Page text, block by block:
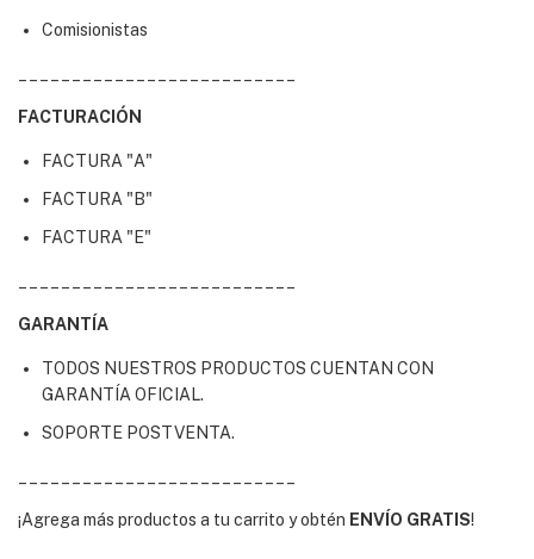
Comisionistas
FACTURACIÓN
FACTURA "A"
FACTURA "B"
FACTURA "E"
GARANTÍA
TODOS NUESTROS PRODUCTOS CUENTAN CON
GARANTÍA OFICIAL.
SOPORTE POSTVENTA.
¡Agrega más productos a tu carrito y obtén ENVÍO GRATIS!